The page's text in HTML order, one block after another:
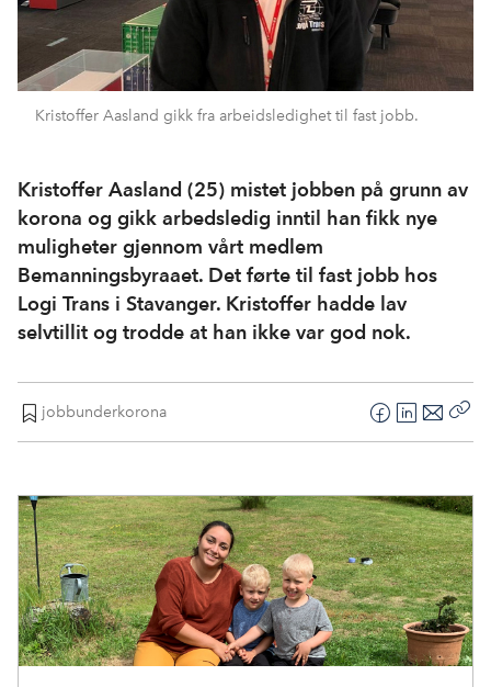
Kristoffer Aasland gikk fra arbeidsledighet til fast jobb.
Kristoffer Aasland (25) mistet jobben på grunn av
korona og gikk arbedsledig inntil han fikk nye
muligheter gjennom vårt medlem
Bemanningsbyraaet. Det førte til fast jobb hos
Logi Trans i Stavanger. Kristoffer hadde lav
selvtillit og trodde at han ikke var god nok.
jobbunderkorona
F
a
e
b
o
o
k
L
i
k
e
d
I
n
E
-
o
s
t